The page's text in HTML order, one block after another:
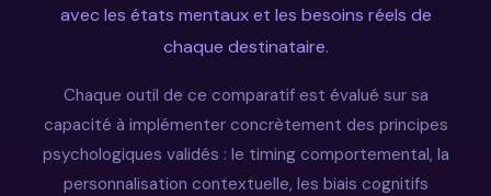
avec les états mentaux et les besoins réels de
chaque destinataire.
Chaque outil de ce comparatif est évalué sur sa
capacité à implémenter concrètement des principes
psychologiques validés : le timing comportemental, la
personnalisation contextuelle, les biais cognitifs